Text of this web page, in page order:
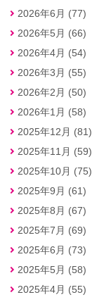
2026年6月 (77)
2026年5月 (66)
2026年4月 (54)
2026年3月 (55)
2026年2月 (50)
2026年1月 (58)
2025年12月 (81)
2025年11月 (59)
2025年10月 (75)
2025年9月 (61)
2025年8月 (67)
2025年7月 (69)
2025年6月 (73)
2025年5月 (58)
2025年4月 (55)